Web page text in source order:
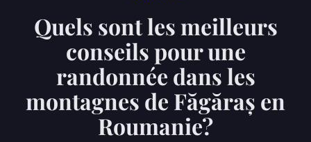
Quels sont les meilleurs
conseils pour une
randonnée dans les
montagnes de Făgăraș en
Roumanie?